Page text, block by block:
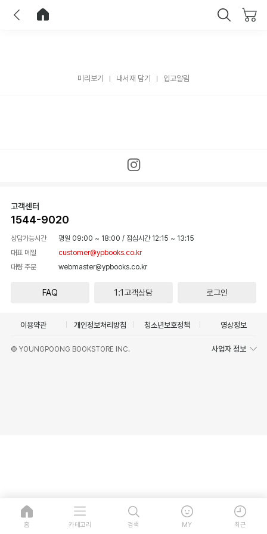
미리보기 내서재 담기 입고알림
고객센터
1544-9020
상담가능시간 평일 09:00 ~ 18:00 / 점심시간 12:15 ~ 13:15
대표 메일
customer@ypbooks.co.kr
대량 주문
webmaster@ypbooks.co.kr
FAQ 1:1고객상담 로그인
이용약관 개인정보처리방침 청소년보호정책 영상정보
© YOUNGPOONG BOOKSTORE INC. 사업자 정보
홈 카테고리 검색 MY 최근